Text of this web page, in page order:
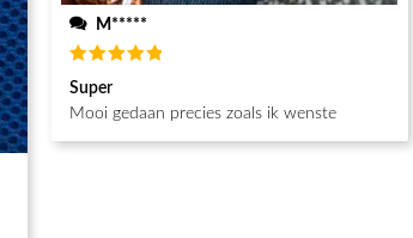
M*****
Waardering
5uit 5
Super
Mooi gedaan precies zoals ik wenste